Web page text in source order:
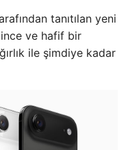
tanıtılan yeni
ince ve hafif bir
ile şimdiye kadar